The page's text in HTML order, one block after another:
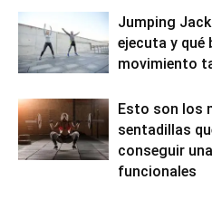
Jumping
ejecuta y
movimiento
Esto son los
sentadillas
conseguir
funcionales